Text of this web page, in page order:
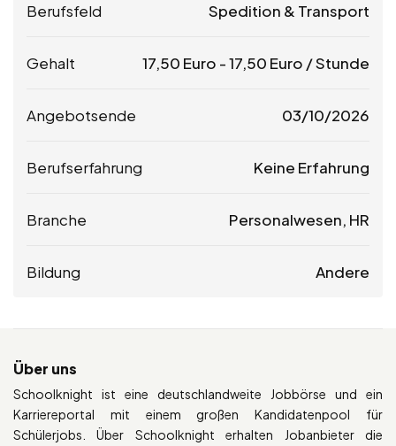
Berufsfeld Spedition & Transport
Gehalt 17,50 Euro -17,50 Euro / Stunde
Angebotsende 03/10/2026
Berufserfahrung Keine Erfahrung
Branche Personalwesen, HR
Bildung Andere
Über uns
Schoolknight ist eine deutschlandweite Jobbörse und ein
Karriereportal mit einem großen Kandidatenpool für
Schülerjobs. Über Schoolknight erhalten Jobanbieter die